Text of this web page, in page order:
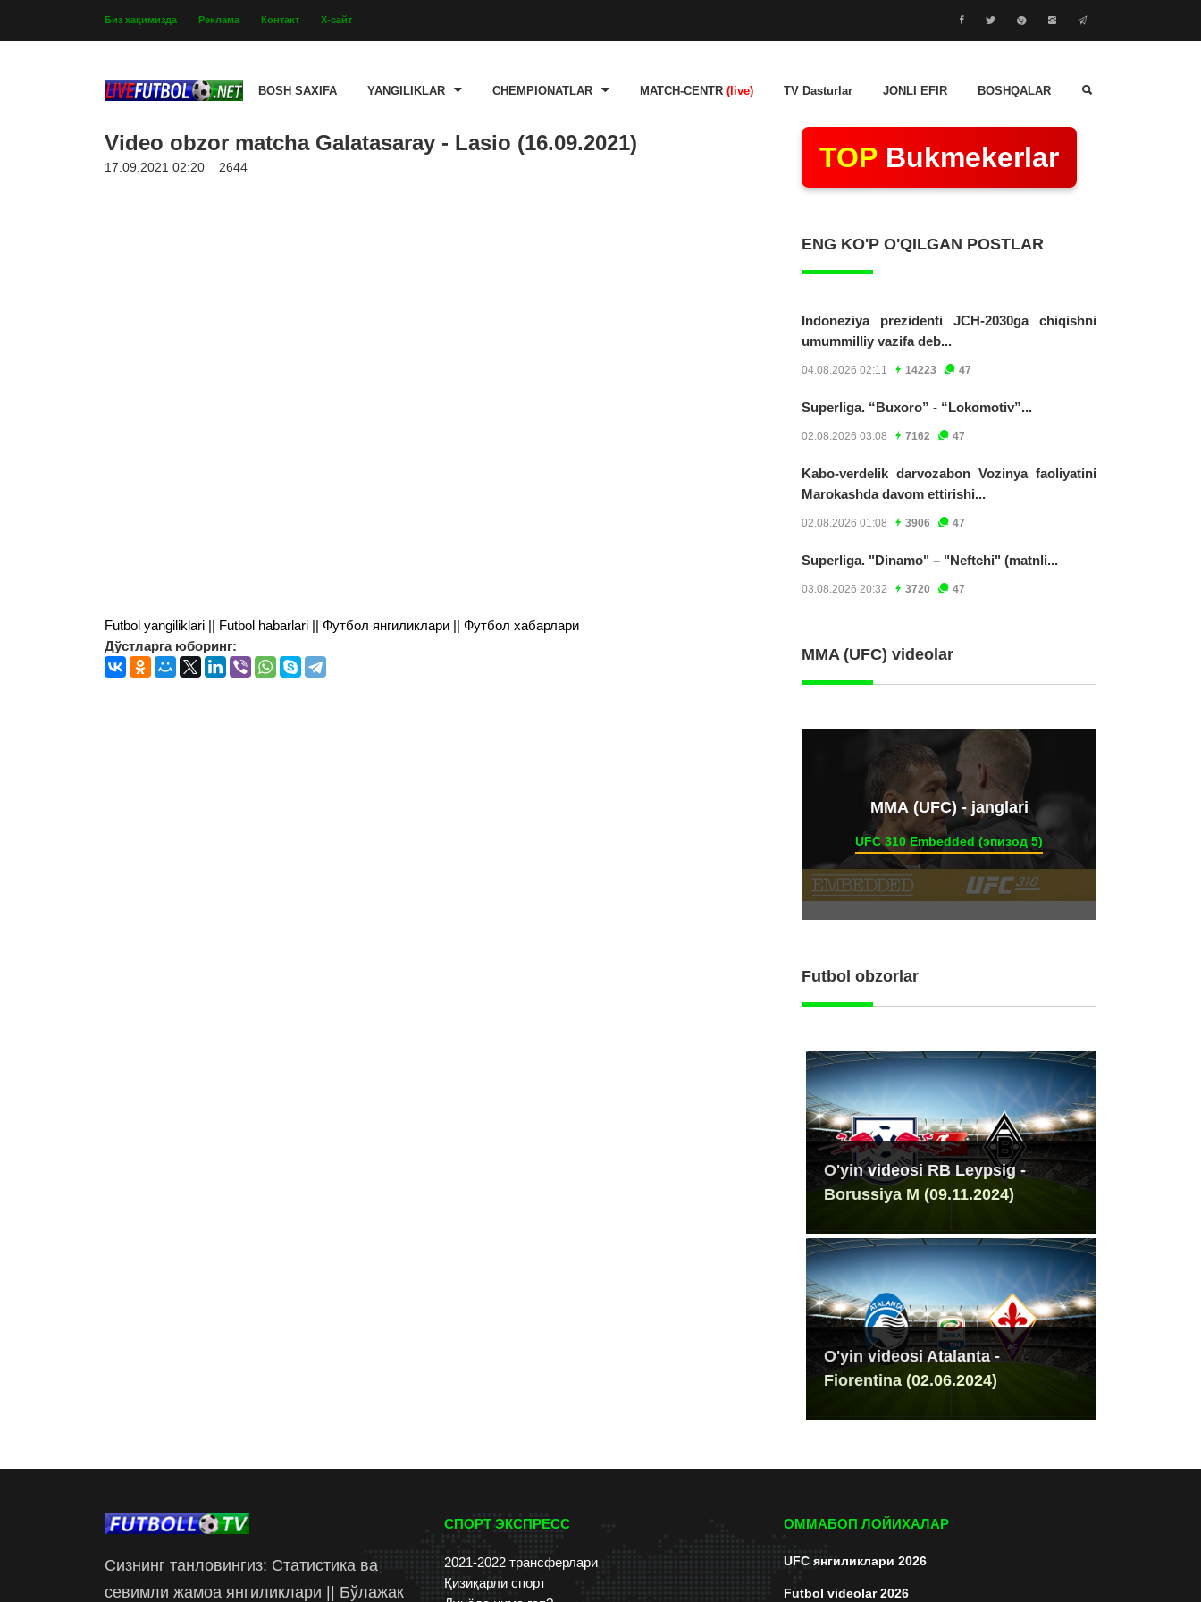
Биз ҳақимизда Реклама Контакт Х-сайт
BOSH SAXIFA YANGILIKLAR CHEMPIONATLAR MATCH-CENTR (live) TV Dasturlar JONLI EFIR BOSHQALAR
Video obzor matcha Galatasaray - Lasio (16.09.2021)
17.09.2021 02:20 2644
Futbol yangiliklari || Futbol habarlari || Футбол янгиликлари || Футбол хабарлари
Дўстларга юборинг:
TOP Bukmekerlar
ENG KO'P O'QILGAN POSTLAR
Indoneziya prezidenti JCH-2030ga chiqishni
umummilliy vazifa deb...
04.08.2026 02:11 14223 47
Superliga. “Buxoro” - “Lokomotiv”...
02.08.2026 03:08 7162 47
Kabo-verdelik darvozabon Vozinya faoliyatini
Marokashda davom ettirishi...
02.08.2026 01:08 3906 47
Superliga. "Dinamo" – "Neftchi" (matnli...
03.08.2026 20:32 3720 47
MMA (UFC) videolar
ММА (UFC) - janglari
UFC 310 Embedded (эпизод 5)
Futbol obzorlar
O'yin videosi RB Leypsig -
Borussiya M (09.11.2024)
O'yin videosi Atalanta -
Fiorentina (02.06.2024)
Сизнинг танловингиз: Статистика ва
севимли жамоа янгиликлари || Бўлажак
СПОРТ ЭКСПРЕСС
2021-2022 трансферлари
Қизиқарли спорт
ОММАБОП ЛОЙИХАЛАР
UFC янгиликлари 2026
Futbol videolar 2026